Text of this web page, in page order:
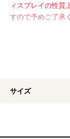
ィスプレイの性質
すので予めご了承
サイズ